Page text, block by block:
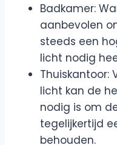
Badkamer:
aanbevolen
steeds een
licht nodig
Thuiskantoor:
licht kan de
nodig is om
tegelijkertijd
behouden.